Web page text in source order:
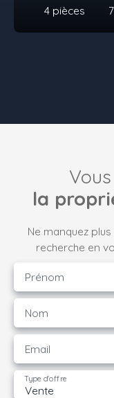
4 pièces
la
Ne manquez
recherche en
Prénom
Nom
Email
Vente
Type d'offre